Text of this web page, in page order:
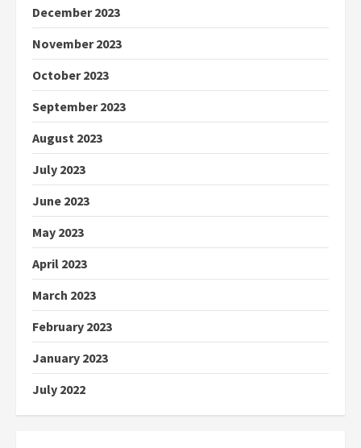
December 2023
November 2023
October 2023
September 2023
August 2023
July 2023
June 2023
May 2023
April 2023
March 2023
February 2023
January 2023
July 2022